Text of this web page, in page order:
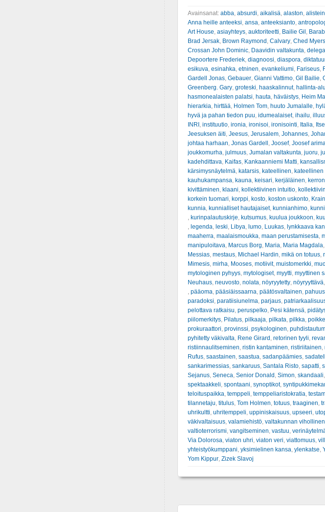
Avainsanat: abba, absurdi, aikalisä, alaston,
Anna heille anteeksi, ansa, anteeksianto,
Art House, asiayhteys, auktoriteetti, Bailie Gil ,
Brad Jersak, Brown Raymond , Calvary, Ched Myers
Crossan John Dominic, Daavidin valtakunta,
Depoortere Frederiek, diagnoosi, diaspora,
esikuva, esinahka, etninen, evankeliumi, Fariseus,
Gardell Jonas, Gebauer, Gianni Vattimo, Gil Bailie,
Greenberg. Gary, groteski, haaskalinnut, hallinta-
hasmonealaisten palatsi, hauta, häväistys, Heim
hierarkia, hirttää, Holmen Tom, huuto Jumalalle,
hyvä ja pahan tiedon puu, idumealaiset, ihailu,
INRI , instituutio, ironia, ironisoi, ironisointi, Italia,
Jeesuksen äiti, Jeesus, Jerusalem, Johannes,
johtaa harhaan, Jonas Gardell , Joosef, Joosef
joukkomurha, julmuus, Jumalan valtakunta, juoru,
kadehdittava, Kaifas, Kankaanniemi Matti,
kärsimysnäytelmä, katarsis, kateellinen, kateellinen
kauhukampansa, kauna, keisari, kerjäläinen,
kivittäminen, klaani, kollektiivinen intuitio,
korkein tuomari, korppi, kosto, koston uskonto,
kunnia, kunnialliset hautajaiset, kunnianhimo,
, kurinpalautuskirje, kutsumus, kuulua joukkoon,
, legenda, leski, Libya, lumo, Luukas, lynkkaava
maaherra, maalaismoukka, maan perustamisesta,
manipuloitava, Marcus Borg, Maria, Maria Magdala,
Messias, mestaus, Michael Hardin, mikä on totuus,
Mimesis, mirha, Mooses, motiivit, muistomerkki,
mytologinen pyhyys, mytologiset, myytti, myyttinen
Neuhaus, neuvosto, nolata, nöyryytetty, nöyryyttävä,
, pääoma, pääsiäissaarna, päätösvaltainen, pahuus
paradoksi, paratiisiunelma, parjaus,
pelottava ratkaisu, peruspelko, Pesi kätensä,
piilomerkitys, Pilatus, pilkaaja, pilkata, pilkka,
prokuraattori, provinssi, psykologinen,
pyhitetty väkivalta, Rene Girard , retorinen tyyli,
ristiinnaulitseminen, ristin kantaminen, ristiriitainen,
Rufus, saastainen, saastua, sadanpäämies,
sankarimessias, sankaruus, Santala Risto, sapatti,
Sejanus, Seneca, Senior Donald , Simon, skandaali,
spektaakkeli, spontaani, synoptikot,
teloituspaikka, temppeli, temppeliaristokratia,
tilannetaju, titulus, Tom Holmen, totuus, traaginen,
uhrikultti, uhritemppeli, uppiniskaisuus, upseeri,
väkivaltaisuus, valamiehistö, valtakunnan vihollinen
valtioterrorismi, vangitseminen, vastuu,
Via Dolorosa, viaton uhri, viaton veri, viattomuus,
yhteistyökumppani, yksimielinen kansa, ylenkatse,
Yom Kippur, Zizek Slavoj